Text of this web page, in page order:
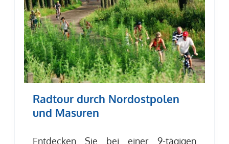
Radtour durch Nordostpolen
und Masuren
Entdecken Sie bei einer 9-tägigen